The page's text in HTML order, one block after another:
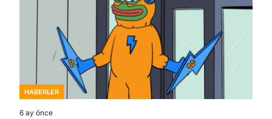
HABERLER
6 ay önce